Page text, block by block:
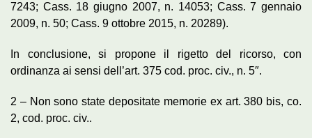
7243; Cass. 18 giugno 2007, n. 14053; Cass. 7 gennaio
2009, n. 50; Cass. 9 ottobre 2015, n. 20289).
In conclusione, si propone il rigetto del ricorso, con
ordinanza ai sensi dell’art. 375 cod. proc. civ., n. 5″.
2 – Non sono state depositate memorie ex art. 380 bis, co.
2, cod. proc. civ..